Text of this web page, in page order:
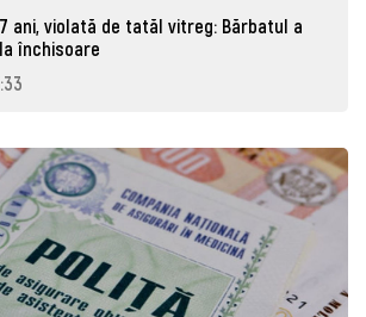
ani, violată de tatăl vitreg: Bărbatul a
închisoare